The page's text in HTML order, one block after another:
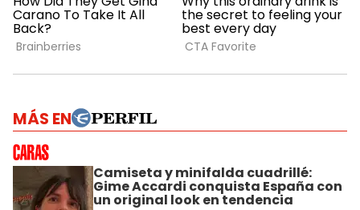
MÁS EN
Camiseta y minifalda cuadrillé:
Gime Accardi conquista España con
un original look en tendencia